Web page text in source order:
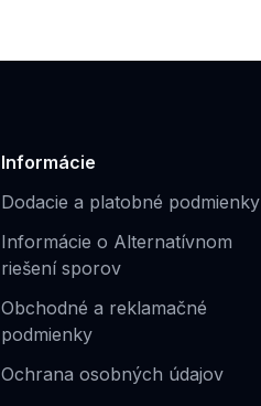
Informácie
Dodacie a platobné podmienky
Informácie o Alternatívnom
riešení sporov
Obchodné a reklamačné
podmienky
Ochrana osobných údajov